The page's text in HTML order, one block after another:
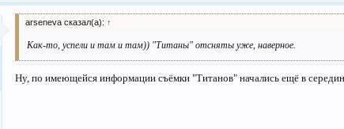
arseneva сказал(а): ↑
Как-то, успели и там и там)) "Титаны" отсняты уже, наверное.
Ну, по имеющейся информации съёмки "Титанов" начались ещё в